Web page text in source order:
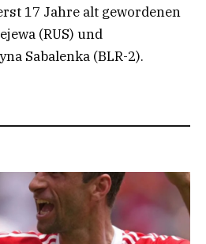
17 Jahre alt gewordenen
(RUS) und
Sabalenka (BLR-2).